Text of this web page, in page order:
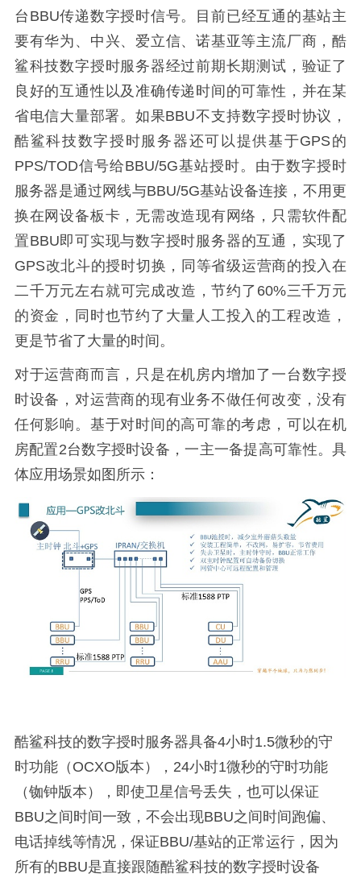
台BBU传递数字授时信号。目前已经互通的基站主
要有华为、中兴、爱立信、诺基亚等主流厂商，酷
鲨科技数字授时服务器经过前期长期测试，验证了
良好的互通性以及准确传递时间的可靠性，并在某
省电信大量部署。如果BBU不支持数字授时协议，
酷鲨科技数字授时服务器还可以提供基于GPS的
PPS/TOD信号给BBU/5G基站授时。由于数字授时
服务器是通过网线与BBU/5G基站设备连接，不用更
换在网设备板卡，无需改造现有网络，只需软件配
置BBU即可实现与数字授时服务器的互通，实现了
GPS改北斗的授时切换，同等省级运营商的投入在
二千万元左右就可完成改造，节约了60%三千万元
的资金，同时也节约了大量人工投入的工程改造，
更是节省了大量的时间。
对于运营商而言，只是在机房内增加了一台数字授
时设备，对运营商的现有业务不做任何改变，没有
任何影响。基于对时间的高可靠的考虑，可以在机
房配置2台数字授时设备，一主一备提高可靠性。具
体应用场景如图所示：
酷鲨科技的数字授时服务器具备4小时1.5微秒的守
时功能（OCXO版本），24小时1微秒的守时功能
（铷钟版本），即使卫星信号丢失，也可以保证
BBU之间时间一致，不会出现BBU之间时间跑偏、
电话掉线等情况，保证BBU/基站的正常运行，因为
所有的BBU是直接跟随酷鲨科技的数字授时设备